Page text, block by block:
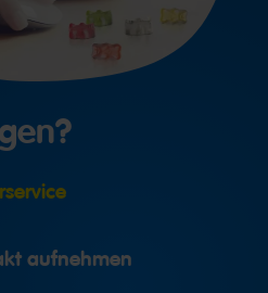
aufnehmen